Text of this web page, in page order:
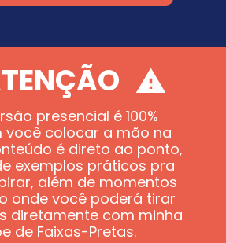
presencial é 100%
você colocar a mão na
é direto ao ponto,
exemplos práticos pra
além de momentos
onde você poderá tirar
diretamente com minha
de Faixas-Pretas.